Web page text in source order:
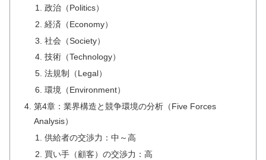
政治（Politics）
経済（Economy）
社会（Society）
技術（Technology）
法規制（Legal）
環境（Environment）
第4章：業界構造と競争環境の分析（Five Forces
Analysis）
供給者の交渉力：中～高
買い手（顧客）の交渉力：高